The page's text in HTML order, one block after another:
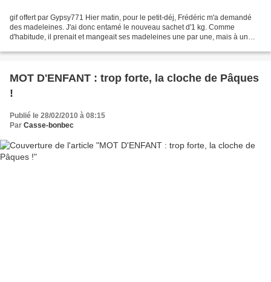
gif offert par Gypsy771 Hier matin, pour le petit-déj, Frédéric m'a demandé
des madeleines. J'ai donc entamé le nouveau sachet d'1 kg. Comme
d'habitude, il prenait et mangeait ses madeleines une par une, mais à un
MOT D'ENFANT : trop forte, la cloche de Pâques
!
Publié le 28/02/2010 à 08:15
Par Casse-bonbec